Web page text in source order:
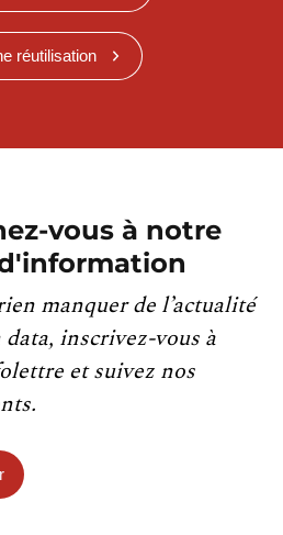
réutilisation
vous à notre
manquer de l’actualité
data, inscrivez-vous à
et suivez nos